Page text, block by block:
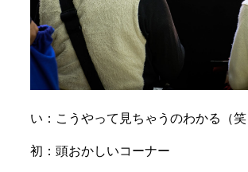
い：こうやって見ちゃうのわかる（笑
初：頭おかしいコーナー